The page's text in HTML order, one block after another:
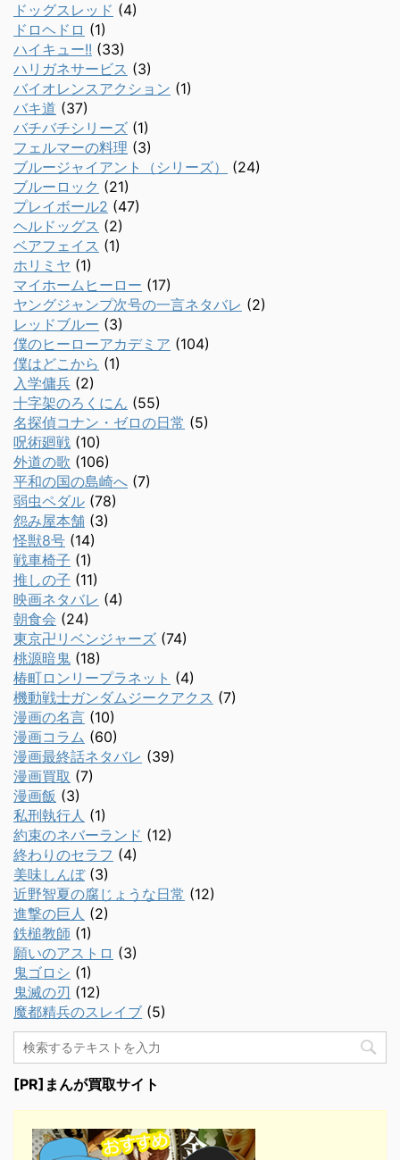
ドッグスレッド (4)
ドロヘドロ (1)
ハイキュー!! (33)
ハリガネサービス (3)
バイオレンスアクション (1)
バキ道 (37)
バチバチシリーズ (1)
フェルマーの料理 (3)
ブルージャイアント（シリーズ）
(24)
ブルーロック (21)
プレイボール2 (47)
ヘルドッグス (2)
ベアフェイス (1)
ホリミヤ (1)
マイホームヒーロー (17)
ヤングジャンプ次号の一言ネタバレ (2)
レッドブルー (3)
僕のヒーローアカデミア (104)
僕はどこから (1)
入学傭兵 (2)
十字架のろくにん (55)
名探偵コナン・ゼロの日常 (5)
呪術廻戦 (10)
外道の歌 (106)
平和の国の島崎へ (7)
弱虫ペダル (78)
怨み屋本舗 (3)
怪獣8号 (14)
戦車椅子 (1)
推しの子 (11)
映画ネタバレ (4)
朝食会 (24)
東京卍リベンジャーズ (74)
桃源暗鬼 (18)
椿町ロンリープラネット (4)
機動戦士ガンダムジークアクス (7)
漫画の名言 (10)
漫画コラム (60)
漫画最終話ネタバレ (39)
漫画買取 (7)
漫画飯 (3)
私刑執行人 (1)
約束のネバーランド (12)
終わりのセラフ (4)
美味しんぼ(3)
近野智夏の腐じょうな日常 (12)
進撃の巨人 (2)
鉄槌教師 (1)
願いのアストロ (3)
鬼ゴロシ (1)
鬼滅の刃 (12)
魔都精兵のスレイブ (5)
[PR]まんが買取サイト